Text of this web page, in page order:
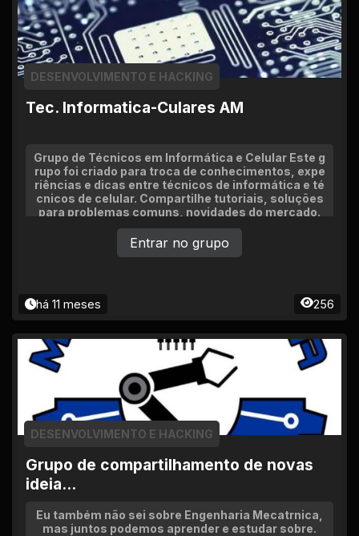
Tec. Informatica-Culares AM
DESENVOLVIMENTO E HACKING
Grupo de Técnicos em Informática e Celular Este g
rupo foi criado para troca de conhecimentos, expe
riências e dicas entre técnicos de informática e té
cnicos de celular. Compartilhe tutoriais, soluções
para problemas comuns, novidades do mercado.
há 11 meses 256
Entrar no grupo
Grupo de compartilhamento de novas
ideia...
DESENVOLVIMENTO E HACKING
Eu também não sei sobre Engenharia Mecatrnica,
mas juntos podemos aprender e estudar sobre.